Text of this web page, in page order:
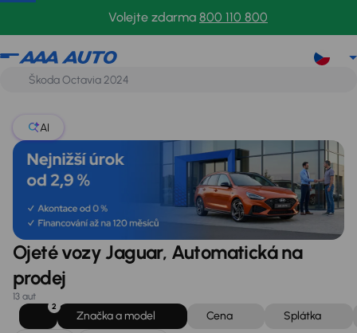
Volejte zdarma 800 110 800
Jaguar
AI
Ojeté vozy Jaguar, Automatická na
prodej
13 aut
2
Značka a model Cena
Splátka